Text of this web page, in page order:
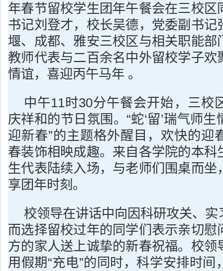
年春节留校学生团年午餐会在三校区
书记刘登才，校长吴德，党委副书记
堰、成都、雅安三校区与相关职能部
教师代表与二百余名中外留校学子欢
情谊，喜迎丙午马年 。
中午11时30分午餐会开始，三校
庆祥和的节日氛围。“蛇‘留’瑞气师
迎新春”的主题格外醒目，欢快的迎
春装饰相映成趣。来自各学院的本科
生代表陆续入场，与老师们围桌而坐
享团年时刻。
校领导在讲话中向因科研攻关、
而选择留校过年的同学们表示亲切慰
方的家人送上诚挚的新春祝福。校领
用假期“充电”的同时，科学安排时间